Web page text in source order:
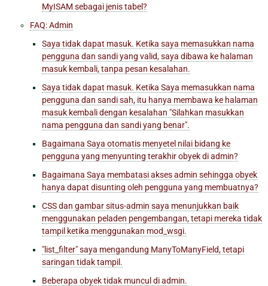
MyISAM sebagai jenis tabel?
FAQ: Admin
Saya tidak dapat masuk. Ketika saya memasukkan nama
pengguna dan sandi yang valid, saya dibawa ke halaman
masuk kembali, tanpa pesan kesalahan.
Saya tidak dapat masuk. Ketika Saya memasukkan nama
pengguna dan sandi sah, itu hanya membawa ke halaman
masuk kembali dengan kesalahan "Silahkan masukkan
nama pengguna dan sandi yang benar".
Bagaimana Saya otomatis menyetel nilai bidang ke
pengguna yang menyunting terakhir obyek di admin?
Bagaimana Saya membatasi akses admin sehingga obyek
hanya dapat disunting oleh pengguna yang membuatnya?
CSS dan gambar situs-admin saya menunjukkan baik
menggunakan peladen pengembangan, tetapi mereka tidak
tampil ketika menggunakan mod_wsgi.
"list_filter" saya mengandung ManyToManyField, tetapi
saringan tidak tampil.
Beberapa obyek tidak muncul di admin.